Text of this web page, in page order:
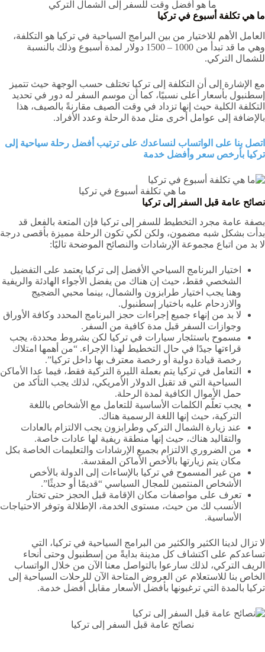
ما هو أفضل وقت للسفر إلى الشمال التركي
ما هي تكلفة أسبوع في تركيا
العامل الأهم للاختيار من بين البرامج السياحية في تركيا هو التكلفة،
وهي ما قد تبدأ من 1000 – 1500 دولار لمدة أسبوع وذلك بالنسبة
للشمال التركي.
مع الإشارة إلى أن التكلفة إلى تركيا تختلف حسب الوجهة حيث تتميز
إسطنبول بأسعار أعلى نسبيًا، كما أن موسم السفر له دور في تحديد
التكلفة الكلية حيث إنها تزداد في وقت الصيف مقارنةً بالصيف، هذا
بالإضافة إلى عوامل أخرى مثل مدة الرحلة وعدد الأفراد.
اتصل بنا على الواتساب لنساعدك على ترتيب أفضل رحلة سياحية إلى
تركيا بأرخص سعر وأفضل خدمة
ما هي تكلفة أسبوع في تركيا
نصائح عامة قبل السفر إلى تركيا
بصفة عامة مجرد التخطيط للسفر إلى تركيا فإن المتعة بالفعل قد
بدأت بشكل شبه مضمون، ولكن لكي تكون الرحلة مميزة بأقصى درجة
لا بد من اتباع مجموعة الإرشادات والنصائح الموضحة تاليًا:
اختيار البرنامج السياحي الأفضل إلى تركيا يعتمد على التفضيل
الشخصي فقط، حيث إن هناك من يفضل الأجواء الهادئة والريفية
وهنا يجب اختيار طرابزون والشمال، بينما محبي الضجيج
والازدحام عليه باختيار إسطنبول.
لا بد من إنهاء جميع إجراءات حجز البرنامج المحدد وكافة الأوراق
وجوازات السفر قبل مدة كافية من السفر.
مسموح باستئجار سيارات في تركيا لكن بشروط محددة، يجب
قراءتها جيدًا في حال التخطيط لهذا الإجراء. “من أهمها امتلاك
رخصة قيادة دولية أو رخصة معترف بها داخل تركيا”.
التعامل في تركيا يتم بعملة الليرة التركية فقط، فيما عدا الأماكن
السياحية التي قد تقبل الدولار الأمريكي، لذلك يجب التأكد من
حمل الأموال الكافية لمدة الرحلة.
يجب تعلّم الكلمات الأساسية للتعامل مع الأشخاص باللغة
التركية، حيث إنها اللغة الرسمية هناك.
عند زيارة الشمال التركي وطرابزون يجب الالتزام بالعادات
والتقاليد هناك، حيث إنها منطقة ريفية لها عادات خاصة.
من الضروري الالتزام بجميع الإرشادات والتعليمات الخاصة بكل
مكان يتم زيارتها بالأخص الأماكن المقدسة.
من غير المسموح في تركيا بالإساءات إلى الدولة بالأخص
الأشخاص المنتمين للمجال السياسي “قديمًا أو حديثًا”.
تعرف على مواصفات مكان الإقامة قبل الحجز حتى تختار
الأنسب لك من حيث، مستوى الخدمة، الإطلالة وتوفر الاحتياجات
الأساسية.
لا تزال لدينا الكثير والكثير من البرامج السياحية في تركيا، التي
تساعدكم على اكتشاف كل مدينة بدايةً من إسطنبول وحتى أنحاء
الريف التركي، لذلك سارعوا بالتواصل معنا الآن من خلال الواتساب
الخاص بنا للاستعلام عن العروض المتاحة الآن للرحلات السياحية إلى
تركيا بالمدة التي ترغبونها بأفضل الأسعار مقابل أفضل خدمة.
نصائح عامة قبل السفر إلى تركيا